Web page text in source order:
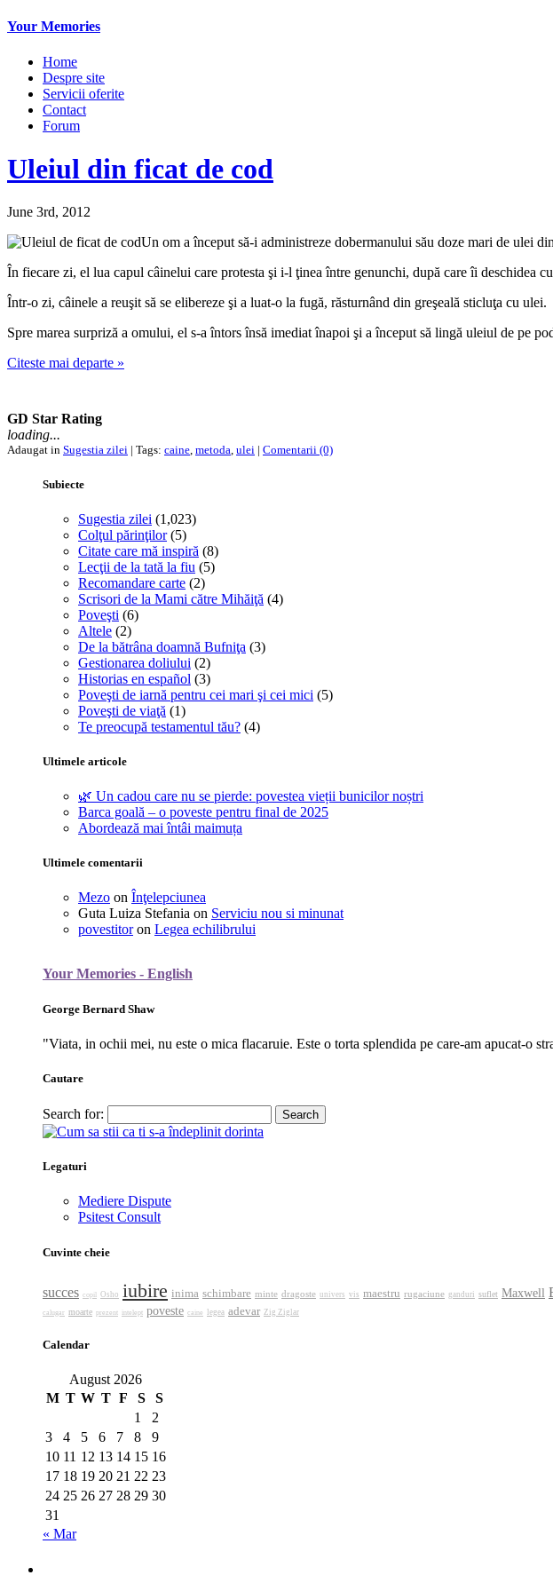
Your Memories
Home
Despre site
Servicii oferite
Contact
Forum
Uleiul din ficat de cod
June 3rd, 2012
Un om a început să-i administreze dobermanului său doze mari de ulei
În fiecare zi, el lua capul câinelui care protesta şi i-l ţinea între genunchi, după care îi deschidea
Într-o zi, câinele a reuşit să se elibereze şi a luat-o la fugă, răsturnând din greşeală sticluţa cu ulei.
Spre marea surpriză a omului, el s-a întors însă imediat înapoi şi a început să lingă uleiul de pe
Citeste mai departe »
GD Star Rating
loading...
Adaugat in Sugestia zilei | Tags: caine, metoda, ulei | Comentarii (0)
Subiecte
Sugestia zilei (1,023)
Colţul părinţilor(5)
Citate care mă inspiră (8)
Lecţii de la tată la fiu (5)
Recomandare carte (2)
Scrisori de la Mami către Mihăiţă (4)
Poveşti (6)
Altele (2)
De la bătrâna doamnă Bufniţa (3)
Gestionarea doliului (2)
Historias en español (3)
Poveşti de iarnă pentru cei mari şi cei mici (5)
Poveşti de viaţă (1)
Te preocupă testamentul tău? (4)
Ultimele articole
🌿 Un cadou care nu se pierde: povestea vieții bunicilor noștri
Barca goală – o poveste pentru final de 2025
Abordează mai întâi maimuța
Ultimele comentarii
Mezo on Înţelepciunea
Guta Luiza Stefania on Serviciu nou si minunat
povestitoron Legea echilibrului
Your Memories - English
George Bernard Shaw
"Viata, in ochii mei, nu este o mica flacaruie. Este o torta splendida pe care-am apucat-o
Cautare
Search for:
Legaturi
Mediere Dispute
Psitest Consult
Cuvinte cheie
succes copil Osho iubire inima schimbare minte dragoste univers vis maestru rugaciune ganduri suflet Maxwell
calugar moarte prezent intelept poveste caine legea adevar Zig Ziglar
Calendar
August 2026
M T W T F S
S
1
2
3
4 5 6 7 8
9
10 11 12 13 14 15 16
17 18 19 20 21 22 23
24 25 26 27 28 29 30
31
« Mar